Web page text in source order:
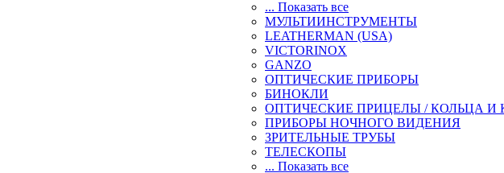
... Показать все
МУЛЬТИИНСТРУМЕНТЫ
LEATHERMAN (USA)
VICTORINOX
GANZO
ОПТИЧЕСКИЕ ПРИБОРЫ
БИНОКЛИ
ОПТИЧЕСКИЕ ПРИЦЕЛЫ / КОЛЬЦА
ПРИБОРЫ НОЧНОГО ВИДЕНИЯ
ЗРИТЕЛЬНЫЕ ТРУБЫ
ТЕЛЕСКОПЫ
... Показать все